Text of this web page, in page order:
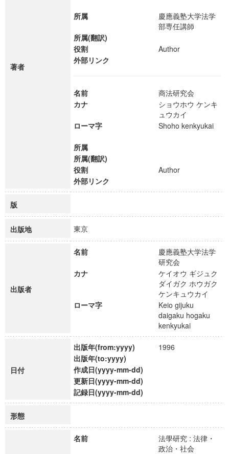
著者
所属
慶應義塾大学法学
部専任講師
所属(翻訳)
役割
Author
外部リンク
名前
商法研究会
カナ
ショウホウ ケンキ
ュウカイ
ローマ字
Shoho kenkyukai
所属
所属(翻訳)
役割
Author
外部リンク
版
出版地 東京
出版者
名前
慶應義塾大学法学
研究会
カナ
ケイオウ ギジュク
ダイガク ホウガク
ケンキュウカイ
ローマ字
Keio gijuku
daigaku hogaku
kenkyukai
日付
出版年(from:yyyy)
1996
出版年(to:yyyy)
作成日(yyyy-mm-dd)
更新日(yyyy-mm-dd)
記録日(yyyy-mm-dd)
形態
名前
法學研究 : 法律・
政治・社会